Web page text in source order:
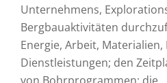
Unternehmens,
Bergbauaktivitäten
Energie, Arbeit,
Dienstleistungen; den